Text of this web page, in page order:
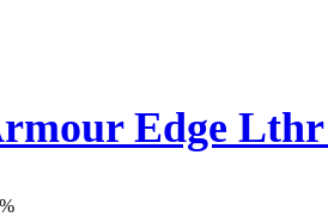
Edge Lthr